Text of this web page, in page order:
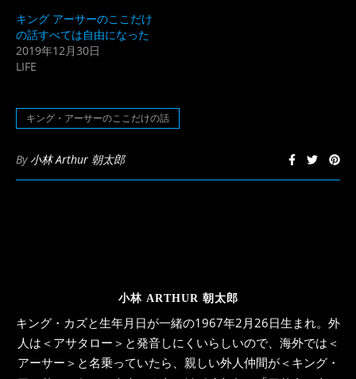
ド
ウ
で
開
き
さ
い
(新
し
い
ウ
で
開
す)
キング アーサーのここだけ
の話すべては自由になった
2019年12月30日
LIFE
キング・アーサーのここだけの話
By 小林 Arthur 朝太郎
小林 ARTHUR 朝太郎
キング・カズと生年月日が一緒の1967年2月26日生まれ。外
人は＜アサタロー＞と発音しにくいらしいので、海外では＜
アーサー＞と名乗っていたら、親しい外人仲間が＜キング・